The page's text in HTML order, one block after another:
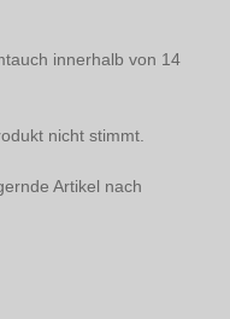
innerhalb von 14
nicht stimmt.
Artikel nach